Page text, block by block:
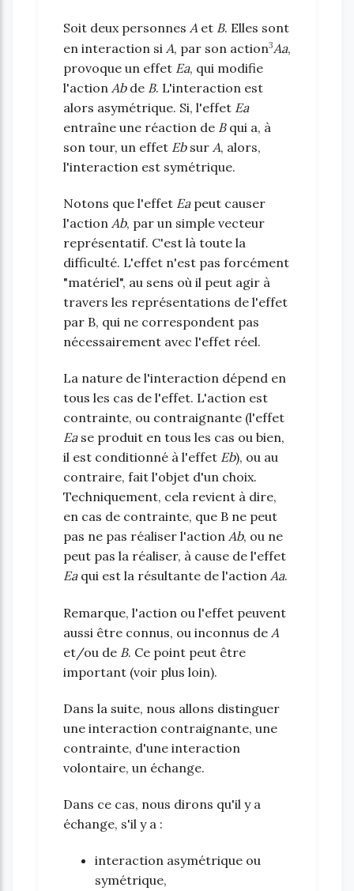
Soit deux personnes Aet B. Elles sont
en interaction si A, par son action3Aa,
provoque un effet Ea, qui modifie
l'action Abde B. L'interaction est
alors asymétrique. Si, l'effet Ea
entraîne une réaction de Bqui a, à
son tour, un effet Ebsur A, alors,
l'interaction est symétrique.
Notons que l'effet Eapeut causer
l'action Ab, par un simple vecteur
représentatif. C'est là toute la
difficulté. L'effet n'est pas forcément
"matériel", au sens où il peut agir à
travers les représentations de l'effet
par B, qui ne correspondent pas
nécessairement avec l'effet réel.
La nature de l'interaction dépend en
tous les cas de l'effet. L'action est
contrainte, ou contraignante (l'effet
Ease produit en tous les cas ou bien,
il est conditionné à l'effet Eb), ou au
contraire, fait l'objet d'un choix.
Techniquement, cela revient à dire,
en cas de contrainte, que B ne peut
pas ne pas réaliser l'action Ab, ou ne
peut pas la réaliser, à cause de l'effet
Eaqui est la résultante de l'action Aa.
Remarque, l'action ou l'effet peuvent
aussi être connus, ou inconnus de A
et/ou de B. Ce point peut être
important (voir plus loin).
Dans la suite, nous allons distinguer
une interaction contraignante, une
contrainte, d'une interaction
volontaire, un échange.
Dans ce cas, nous dirons qu'il y a
échange, s'il y a :
interaction asymétrique ou
symétrique,